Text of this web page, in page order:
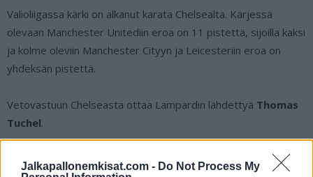
Jalkapallonemkisat.com - Do Not Process My
Valioliigassa kärki on alkanut karata Chelsealta. Kärjessä
olevaan Manchester Unitediin eroa on 11 pistettä, sijoilla kaksi
ja kolme oleviin Manchester Cityyn ja Leicesteriin eroa on
yhdeksän pistettä.
Vetovastuun Chelseasta ottaa Lampardin lähdettyä Thomas
Tuchel.
Chelsea on ensimmäistä kertaa tositoimissa Tuchelin